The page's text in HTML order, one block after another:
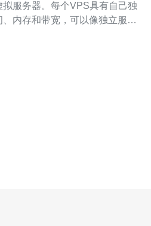
服务器。每个VPS具有自己独
内存和带宽，可以像独立服务
接。选择马来西亚的VPS可以